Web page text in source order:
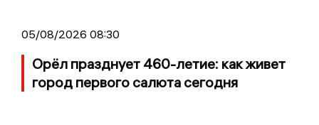
05/08/2026 08:30
Орёл празднует 460-летие: как живет
город первого салюта сегодня